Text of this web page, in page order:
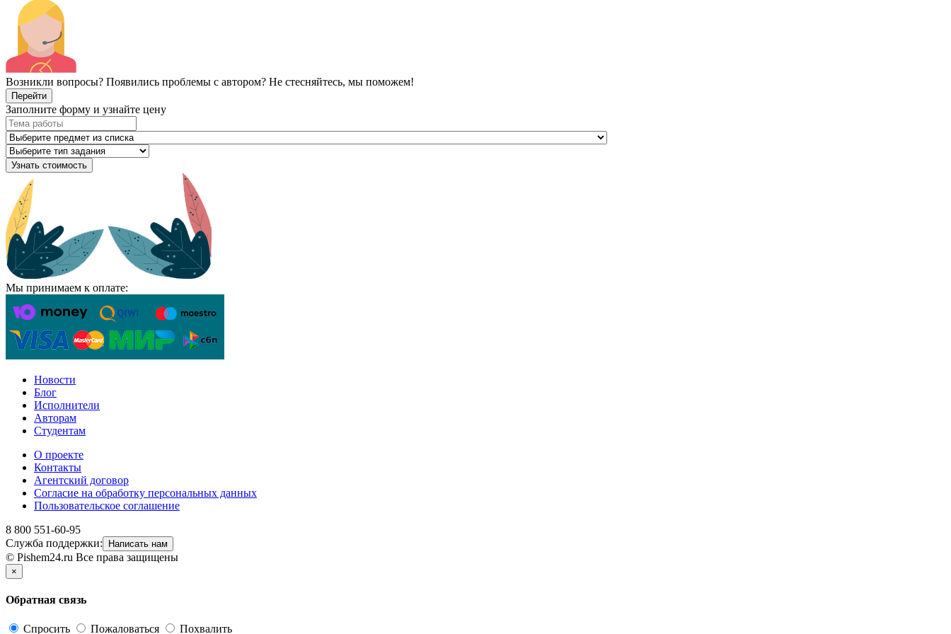
Возникли вопросы? Появились проблемы с автором? Не стесняйтесь, мы поможем!
Перейти
Заполните форму и узнайте цену
Узнать стоимость
Мы принимаем к оплате:
Новости
Блог
Исполнители
Авторам
Студентам
О проекте
Контакты
Агентский договор
Согласие на обработку персональных данных
Пользовательское соглашение
8 800 551-60-95
Служба поддержки:
Написать нам
© Pishem24.ru Все права защищены
×
Обратная связь
Спросить Пожаловаться Похвалить